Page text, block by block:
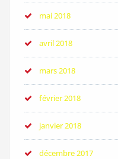
mai 2018
avril 2018
mars 2018
février 2018
janvier 2018
décembre 2017